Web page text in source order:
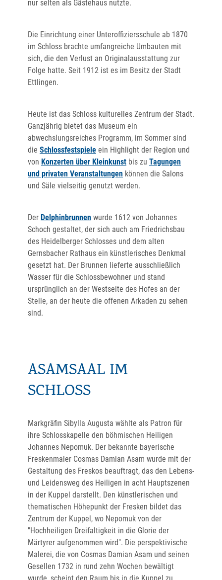
nur selten als Gästehaus nutzte.
Die Einrichtung einer Unteroffiziersschule ab 1870
im Schloss brachte umfangreiche Umbauten mit
sich, die den Verlust an Originalausstattung zur
Folge hatte. Seit 1912 ist es im Besitz der Stadt
Ettlingen.
Heute ist das Schloss kulturelles Zentrum der Stadt.
Ganzjährig bietet das Museum ein
abwechslungsreiches Programm, im Sommer sind
die Schlossfestspiele ein Highlight der Region und
von Konzerten über Kleinkunst bis zu Tagungen
und privaten Veranstaltungen können die Salons
und Säle vielseitig genutzt werden.
Der Delphinbrunnen wurde 1612 von Johannes
Schoch gestaltet, der sich auch am Friedrichsbau
des Heidelberger Schlosses und dem alten
Gernsbacher Rathaus ein künstlerisches Denkmal
gesetzt hat. Der Brunnen lieferte ausschließlich
Wasser für die Schlossbewohner und stand
ursprünglich an der Westseite des Hofes an der
Stelle, an der heute die offenen Arkaden zu sehen
sind.
ASAMSAAL IM
SCHLOSS
Markgräfin Sibylla Augusta wählte als Patron für
ihre Schlosskapelle den böhmischen Heiligen
Johannes Nepomuk. Der bekannte bayerische
Freskenmaler Cosmas Damian Asam wurde mit der
Gestaltung des Freskos beauftragt, das den Lebens-
und Leidensweg des Heiligen in acht Hauptszenen
in der Kuppel darstellt. Den künstlerischen und
thematischen Höhepunkt der Fresken bildet das
Zentrum der Kuppel, wo Nepomuk von der
"Hochheiligen Dreifaltigkeit in die Glorie der
Märtyrer aufgenommen wird". Die perspektivische
Malerei, die von Cosmas Damian Asam und seinen
Gesellen 1732 in rund zehn Wochen bewältigt